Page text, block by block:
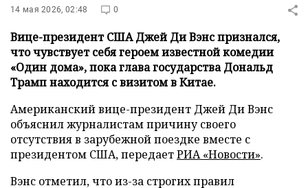
14 мая 2026, 02:48 0
Вице-президент США Джей Ди Вэнс признался,
что чувствует себя героем известной комедии
«Один дома», пока глава государства Дональд
Трамп находится с визитом в Китае.
Американский вице-президент Джей Ди Вэнс
объяснил журналистам причину своего
отсутствия в зарубежной поездке вместе с
президентом США, передаетРИА «Новости».
Вэнс отметил, что из-за строгих правил